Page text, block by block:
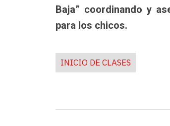
Baja” coordinando y
para los chicos.
INICIO DE CLASES